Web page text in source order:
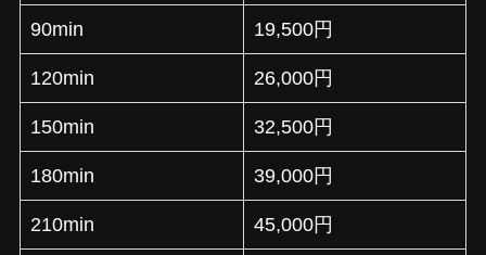
90min 19,500円
120min 26,000円
150min 32,500円
180min 39,000円
210min 45,000円